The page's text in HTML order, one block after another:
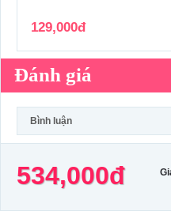
129,000đ
Đánh giá
Bình luận
534,000đ